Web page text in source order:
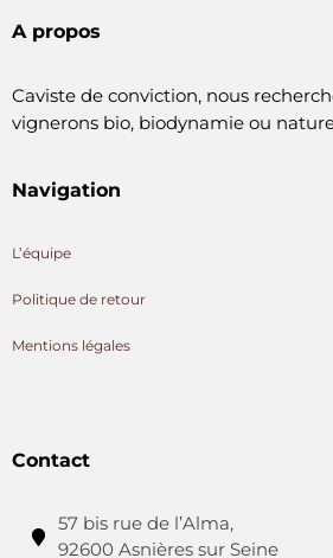
A propos
Caviste de conviction, nous
vignerons bio, biodynamie ou
Navigation
L’équipe
Politique de retour
Mentions légales
Contact
57 bis rue de l’Alma,
92600 Asnières sur Seine